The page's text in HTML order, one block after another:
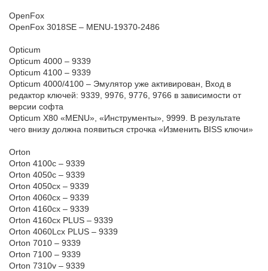
OpenFox
OpenFox 3018SE – MENU-19370-2486
Opticum
Opticum 4000 – 9339
Opticum 4100 – 9339
Opticum 4000/4100 – Эмулятор уже активирован, Вход в
редактор ключей: 9339, 9976, 9776, 9766 в зависимости от
версии софта
Opticum X80 «MENU», «Инструменты», 9999. В результате
чего внизу должна появиться строчка «Изменить BISS ключи»
Orton
Orton 4100c – 9339
Orton 4050c – 9339
Orton 4050cx – 9339
Orton 4060cx – 9339
Orton 4160cx – 9339
Orton 4160cx PLUS – 9339
Orton 4060Lcx PLUS – 9339
Orton 7010 – 9339
Orton 7100 – 9339
Orton 7310v – 9339